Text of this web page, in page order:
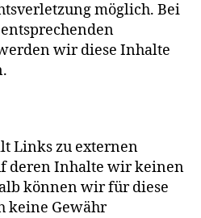
möglich. Bei
wir diese Inhalte
Links zu externen
deren Inhalte wir keinen
können wir für diese
keine Gewähr